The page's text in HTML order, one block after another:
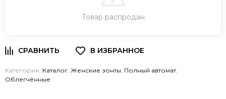
Товар распродан
Категории: Каталог, Женские зонты, Полный автомат,
Облегчённые